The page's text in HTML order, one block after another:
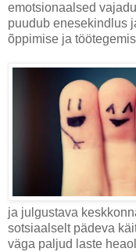
emotsionaalsed
puudub enesekindlus
õppimise ja
ja julgustava
sotsiaalselt pädeva
väga paljud laste